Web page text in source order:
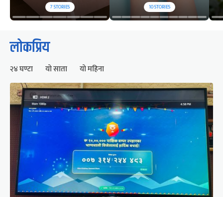
7STORIES 10STORIES
लोकप्रिय
२४ घण्टा यो साता यो महिना